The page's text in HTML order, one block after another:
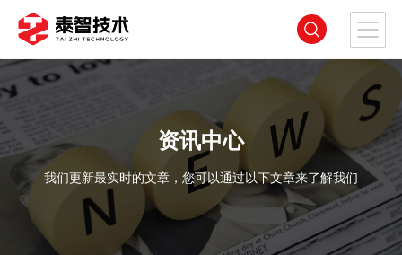
资讯中心
我们更新最实时的文章，您可以通过以下文章来了解我们